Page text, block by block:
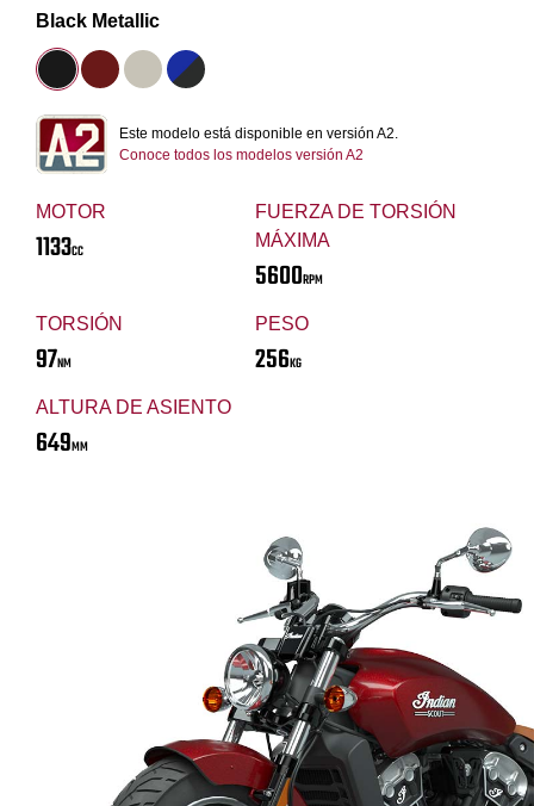
MOTOR
1133CC
FUERZA DE TORSIÓN
MÁXIMA
5600RPM
TORSIÓN
97NM
PESO
256KG
ALTURA DE ASIENTO
649MM
Black Metallic
Este modelo está disponible en versión A2.
Conoce todos los modelos versión A2